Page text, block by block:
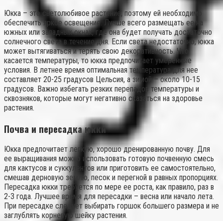
Юкка – это светолюбивое растение, поэтому ей необходимо
обеспечить яркое освещение. Лучше всего размещать ее на
южных или западных окнах, где она будет получать достаточно
солнечного света в течение дня. Если света недостаточно, юкка
может вытягиваться и терять свою декоративность. Что
касается температуры, то юкка предпочитает умеренные
условия. В летнее время оптимальная температура для нее
составляет 20-25 градусов Цельсия, а зимой – около 10-15
градусов. Важно избегать резких перепадов температуры и
сквозняков, которые могут негативно сказаться на здоровье
растения.
Почва и пересадка юкки
Юкка предпочитает легкую, хорошо дренированную почву. Для
ее выращивания можно использовать готовую почвенную смесь
для кактусов и суккулентов или приготовить ее самостоятельно,
смешав дерновую землю, песок и перегной в равных пропорциях.
Пересадка юкки требуется по мере ее роста, как правило, раз в
2-3 года. Лучшее время для пересадки – весна или начало лета.
При пересадке следует выбирать горшок большего размера и не
заглублять корневую шейку растения.